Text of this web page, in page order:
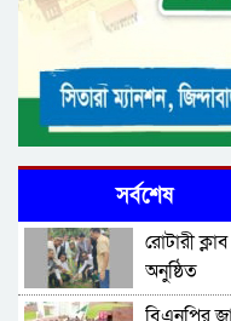
সর্বশেষ
রোটারী
অনুষ্ঠিত